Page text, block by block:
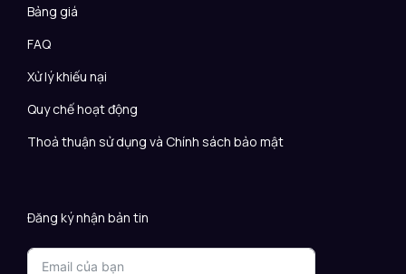
Bảng giá
FAQ
Xử lý khiếu nại
Quy chế hoạt động
Thoả thuận sử dụng và Chính sách bảo mật
Đăng ký nhận bản tin